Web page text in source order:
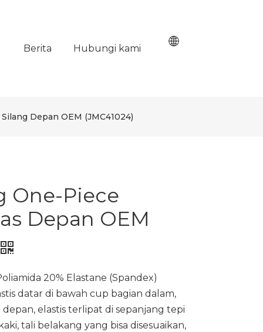
Berita Hubungi kami
Depan OEM (JMC41024)
One-Piece
Depan OEM
20% Elastane (Spandex)
datar di bawah cup bagian dalam,
depan, elastis terlipat di sepanjang tepi
tali belakang yang bisa disesuaikan,